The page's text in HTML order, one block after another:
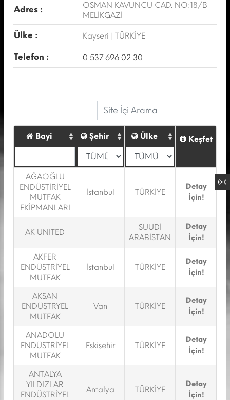
Adres :
OSMAN KAVUNCU CAD. NO:18/B
MELİKGAZİ
Ülke : Kayseri | TÜRKİYE
Telefon : 0 537 696 02 30
Bayi Şehir Ülke Keşfet
AĞAOĞLU
ENDÜSTİRİYEL
MUTFAK
EKİPMANLARI
İstanbul TÜRKİYE
Detay
İçin!
AK UNITED
SUUDİ
ARABİSTAN
Detay
İçin!
AKFER
ENDÜSTRİYEL
MUTFAK
İstanbul TÜRKİYE
Detay
İçin!
AKSAN
ENDÜSTRYEL
MUTFAK
Van TÜRKİYE
Detay
İçin!
ANADOLU
ENDÜSTRİYEL
MUTFAK
Eskişehir TÜRKİYE
Detay
İçin!
ANTALYA
YILDIZLAR
ENDÜSTRİYEL
Antalya TÜRKİYE
Detay
İçin!